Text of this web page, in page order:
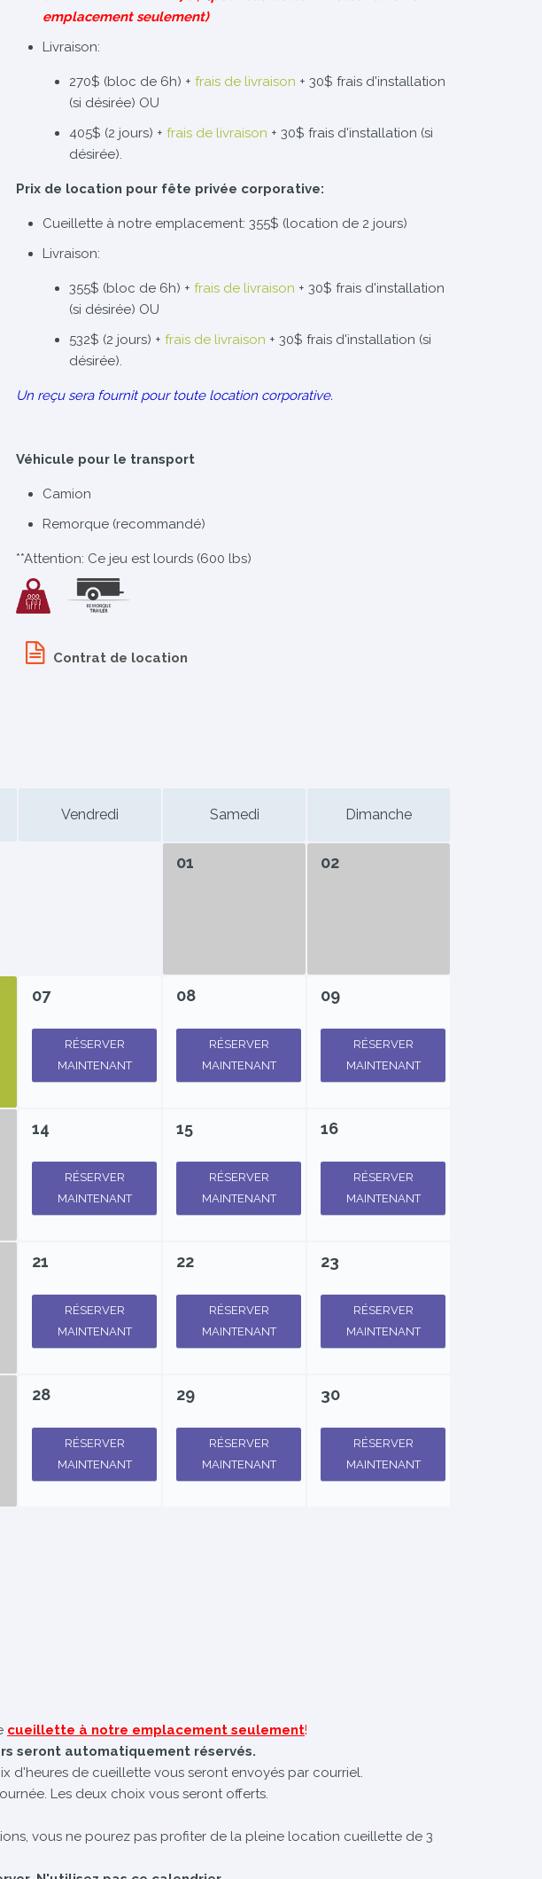
emplacement seulement)
Livraison:
270$ (bloc de 6h) +frais de livraison + 30$ frais d'installation
(si désirée) OU
405$ (2 jours) +frais de livraison + 30$ frais d'installation (si
désirée).
Prix de location pour fête privée corporative:
Cueillette à notre emplacement: 355$ (location de 2 jours)
Livraison:
355$ (bloc de 6h) +frais de livraison + 30$ frais d'installation
(si désirée) OU
532$ (2 jours) +frais de livraison + 30$ frais d'installation (si
désirée).
Un reçu sera fournit pour toute location corporative.
Véhicule pour le transport
Camion
Remorque (recommandé)
**Attention: Ce jeu est lourds (600 lbs)
Contrat de location
Vendredi Samedi Dimanche
01 02
07
RÉSERVER
MAINTENANT
08
RÉSERVER
MAINTENANT
09
RÉSERVER
MAINTENANT
14
RÉSERVER
MAINTENANT
15
RÉSERVER
MAINTENANT
16
RÉSERVER
MAINTENANT
21
RÉSERVER
MAINTENANT
22
RÉSERVER
MAINTENANT
23
RÉSERVER
MAINTENANT
28
RÉSERVER
MAINTENANT
29
RÉSERVER
MAINTENANT
30
RÉSERVER
MAINTENANT
cueillette à notre emplacement seulement!
seront automatiquement réservés.
d'heures de cueillette vous seront envoyés par courriel.
Les deux choix vous seront offerts.
vous ne pourez pas profiter de la pleine location cueillette de 3